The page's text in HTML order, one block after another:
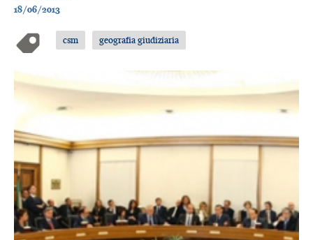
18/06/2013
csm geografia giudiziaria